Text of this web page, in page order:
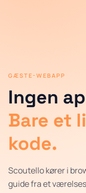
GÆSTE-WEBAPP
Ingen
Bare et
kode.
Scoutello kører i
guide fra et